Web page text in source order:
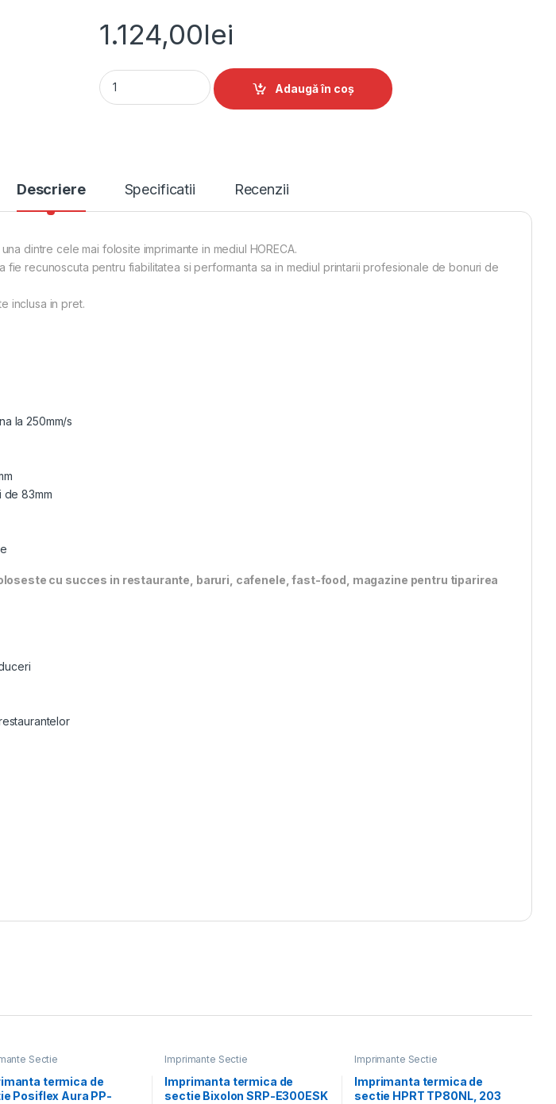
1.124,00lei
Imprimantă Termică Secție Bixolon SRP 350III quantity
Adaugă în coș
Descriere Specificatii Recenzii
dintre cele mai folosite imprimante in mediul HORECA.
fie recunoscuta pentru fiabilitatea si performanta sa in mediul printarii profesionale de bonuri de
inclusa in pret.
:
la 250mm/s
de 83mm
cu succes in restaurante, baruri, cafenele, fast-food, magazine pentru tiparirea
Sectie
termica de
Posiflex Aura PP-
Imprimante Sectie
Imprimanta termica de
sectie Bixolon SRP-E300ESK
Imprimante Sectie
Imprimanta termica de
sectie HPRT TP80NL, 203